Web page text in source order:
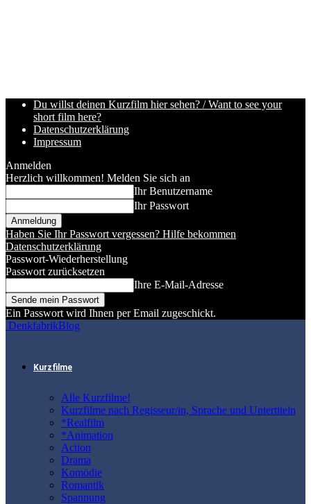
Du willst deinen Kurzfilm hier sehen? / Want to see your
short film here?
Datenschutzerklärung
Impressum
Anmelden
Herzlich willkommen! Melden Sie sich an
Ihr Benutzername
Ihr Passwort
Haben Sie Ihr Passwort vergessen? Hilfe bekommen
Datenschutzerklärung
Passwort-Wiederherstellung
Passwort zurücksetzen
Ihre E-Mail-Adresse
Ein Passwort wird Ihnen per Email zugeschickt.
DenkfabrikBlog
Kurzfilme
Alle Kurzfilme!
Kurzfilme nach Regisseur/in, Sprache und Untertiteln
*Realfilm
*Animation
Action
Drama
Komödie
Romantik
Spannung